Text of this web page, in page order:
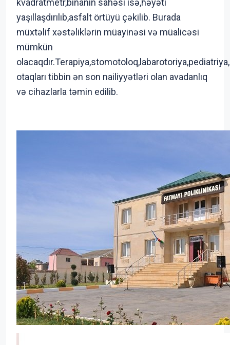
kvadratmetr,binanın sahəsi isə,həyəti
yaşıllaşdırılıb,asfalt örtüyü çəkilib. Burada
müxtəlif xəstəliklərin müayinəsi və müalicəsi
mümkün
otaqları tibbin ən son nailiyyətləri olan avadanlıq
və cihazlarla təmin edilib.